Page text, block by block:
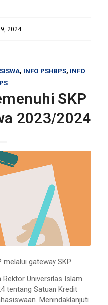
9, 2024
, INFO PSHBPS, INFO
SKP
2023/2024
melalui gateway SKP
Rektor Universitas Islam
tentang Satuan Kredit
Menindaklanjuti